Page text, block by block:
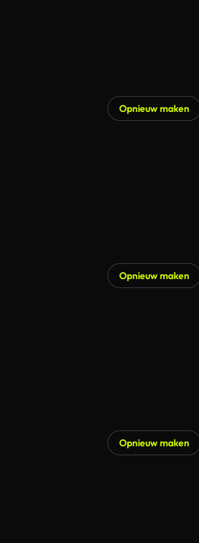
Opnieuw maken
Opnieuw maken
Opnieuw maken